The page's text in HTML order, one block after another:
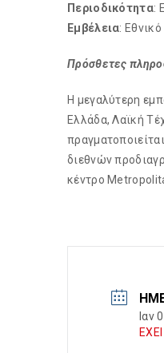
Περιοδικότητα:
Εμβέλεια: Εθνικό
Πρόσθετες
Η μεγαλύτερη
Ελλάδα, Λαϊκή
διεθνών
κέντρο
Ιαν